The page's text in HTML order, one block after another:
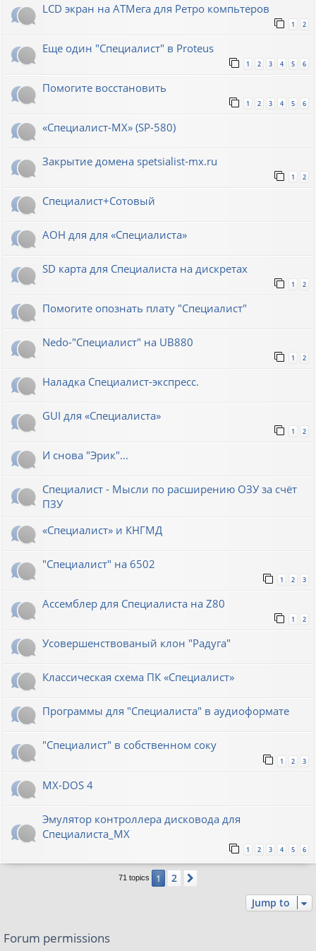
LCD экран на АТМега для Ретро компьтеров
1 2
Еще один "Специалист" в Proteus
1 2 3 4 5 6
Помогите восстановить
1 2 3 4 5 6
«Специалист-МХ» (SP-580)
Закрытие домена spetsialist-mx.ru
1 2
Специалист+Сотовый
АОН для для «Специалиста»
SD карта для Cпециалиста на дискретах
1 2
Помогите опознать плату "Специалист"
Nedo-"Специалист" на UB880
1 2
Наладка Специалист-экспресс.
GUI для «Специалиста»
1 2
И снова "Эрик"...
Специалист - Мысли по расширению ОЗУ за счёт
ПЗУ
«Специалист» и КНГМД
"Специалист" на 6502
1 2 3
Ассемблер для Специалиста на Z80
1 2
Усовершенствованый клон "Радуга"
Классическая схема ПК «Специалист»
Программы для "Специалиста" в аудиоформате
"Специалист" в собственном соку
1 2 3
MX-DOS 4
Эмулятор контроллера дисковода для
Специалиста_МХ
1 2 3 4 5 6
71 topics 1 2
Jump to
Forum permissions